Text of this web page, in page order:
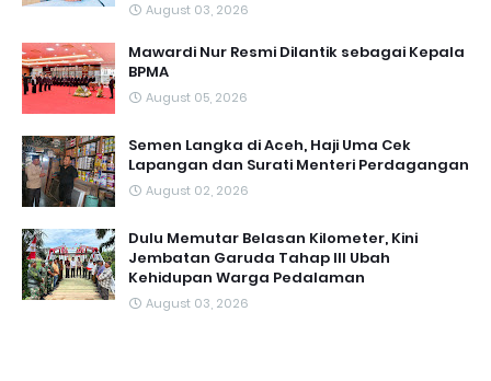
August 03, 2026
Mawardi Nur Resmi Dilantik sebagai Kepala
BPMA
August 05, 2026
Semen Langka di Aceh, Haji Uma Cek
Lapangan dan Surati Menteri Perdagangan
August 02, 2026
Dulu Memutar Belasan Kilometer, Kini
Jembatan Garuda Tahap III Ubah
Kehidupan Warga Pedalaman ‎
August 03, 2026